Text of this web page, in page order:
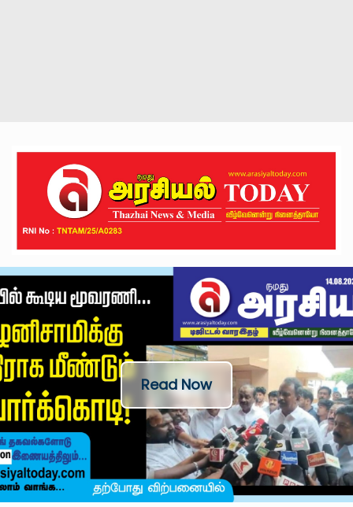
Read Now